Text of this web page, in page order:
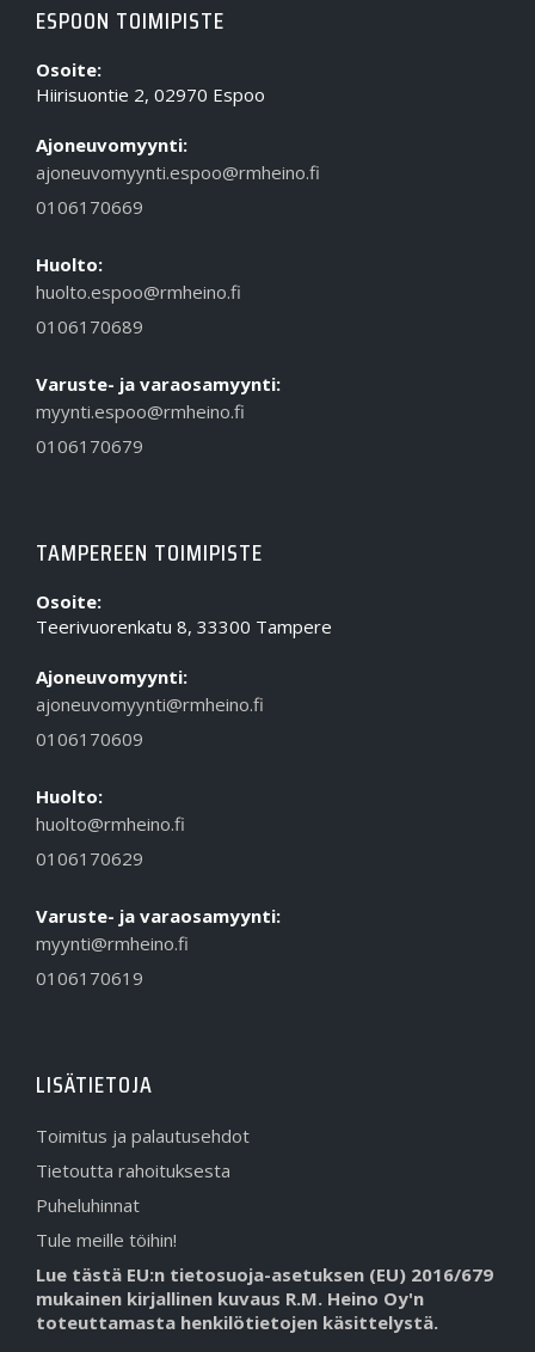
ESPOON TOIMIPISTE
Osoite:
Hiirisuontie 2, 02970 Espoo
Ajoneuvomyynti:
ajoneuvomyynti.espoo@rmheino.fi
0106170669
Huolto:
huolto.espoo@rmheino.fi
0106170689
Varuste- ja varaosamyynti:
myynti.espoo@rmheino.fi
0106170679
TAMPEREEN TOIMIPISTE
Osoite:
Teerivuorenkatu 8, 33300 Tampere
Ajoneuvomyynti:
ajoneuvomyynti@rmheino.fi
0106170609
Huolto:
huolto@rmheino.fi
0106170629
Varuste- ja varaosamyynti:
myynti@rmheino.fi
0106170619
LISÄTIETOJA
Toimitus ja palautusehdot
Tietoutta rahoituksesta
Puheluhinnat
Tule meille töihin!
Lue tästä EU:n tietosuoja-asetuksen (EU) 2016/679
mukainen kirjallinen kuvaus R.M. Heino Oy'n
toteuttamasta henkilötietojen käsittelystä.